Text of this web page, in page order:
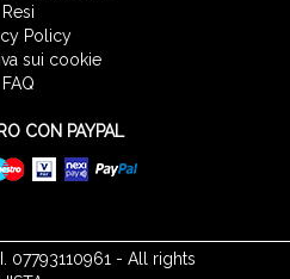
Resi
Policy
sui cookie
FAQ
CON PAYPAL
07793110961 - All rights